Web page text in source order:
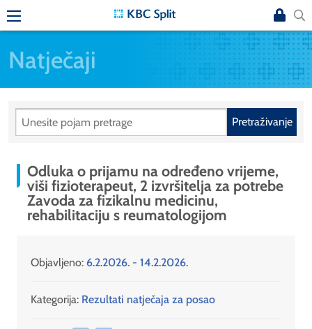
Natječaji
Pretraživanje
Odluka o prijamu na određeno vrijeme,
viši fizioterapeut, 2 izvršitelja za potrebe
Zavoda za fizikalnu medicinu,
rehabilitaciju s reumatologijom
Objavljeno: 6.2.2026. - 14.2.2026.
Kategorija: Rezultati natječaja za posao